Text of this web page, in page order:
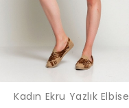
Kadın Ekru Yazlık Elbise